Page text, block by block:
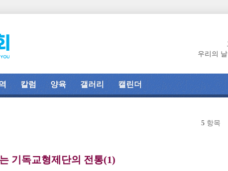
우리의
칼럼 양육 갤러리 캘린더
5 항목
기독교형제단의 전통(1)